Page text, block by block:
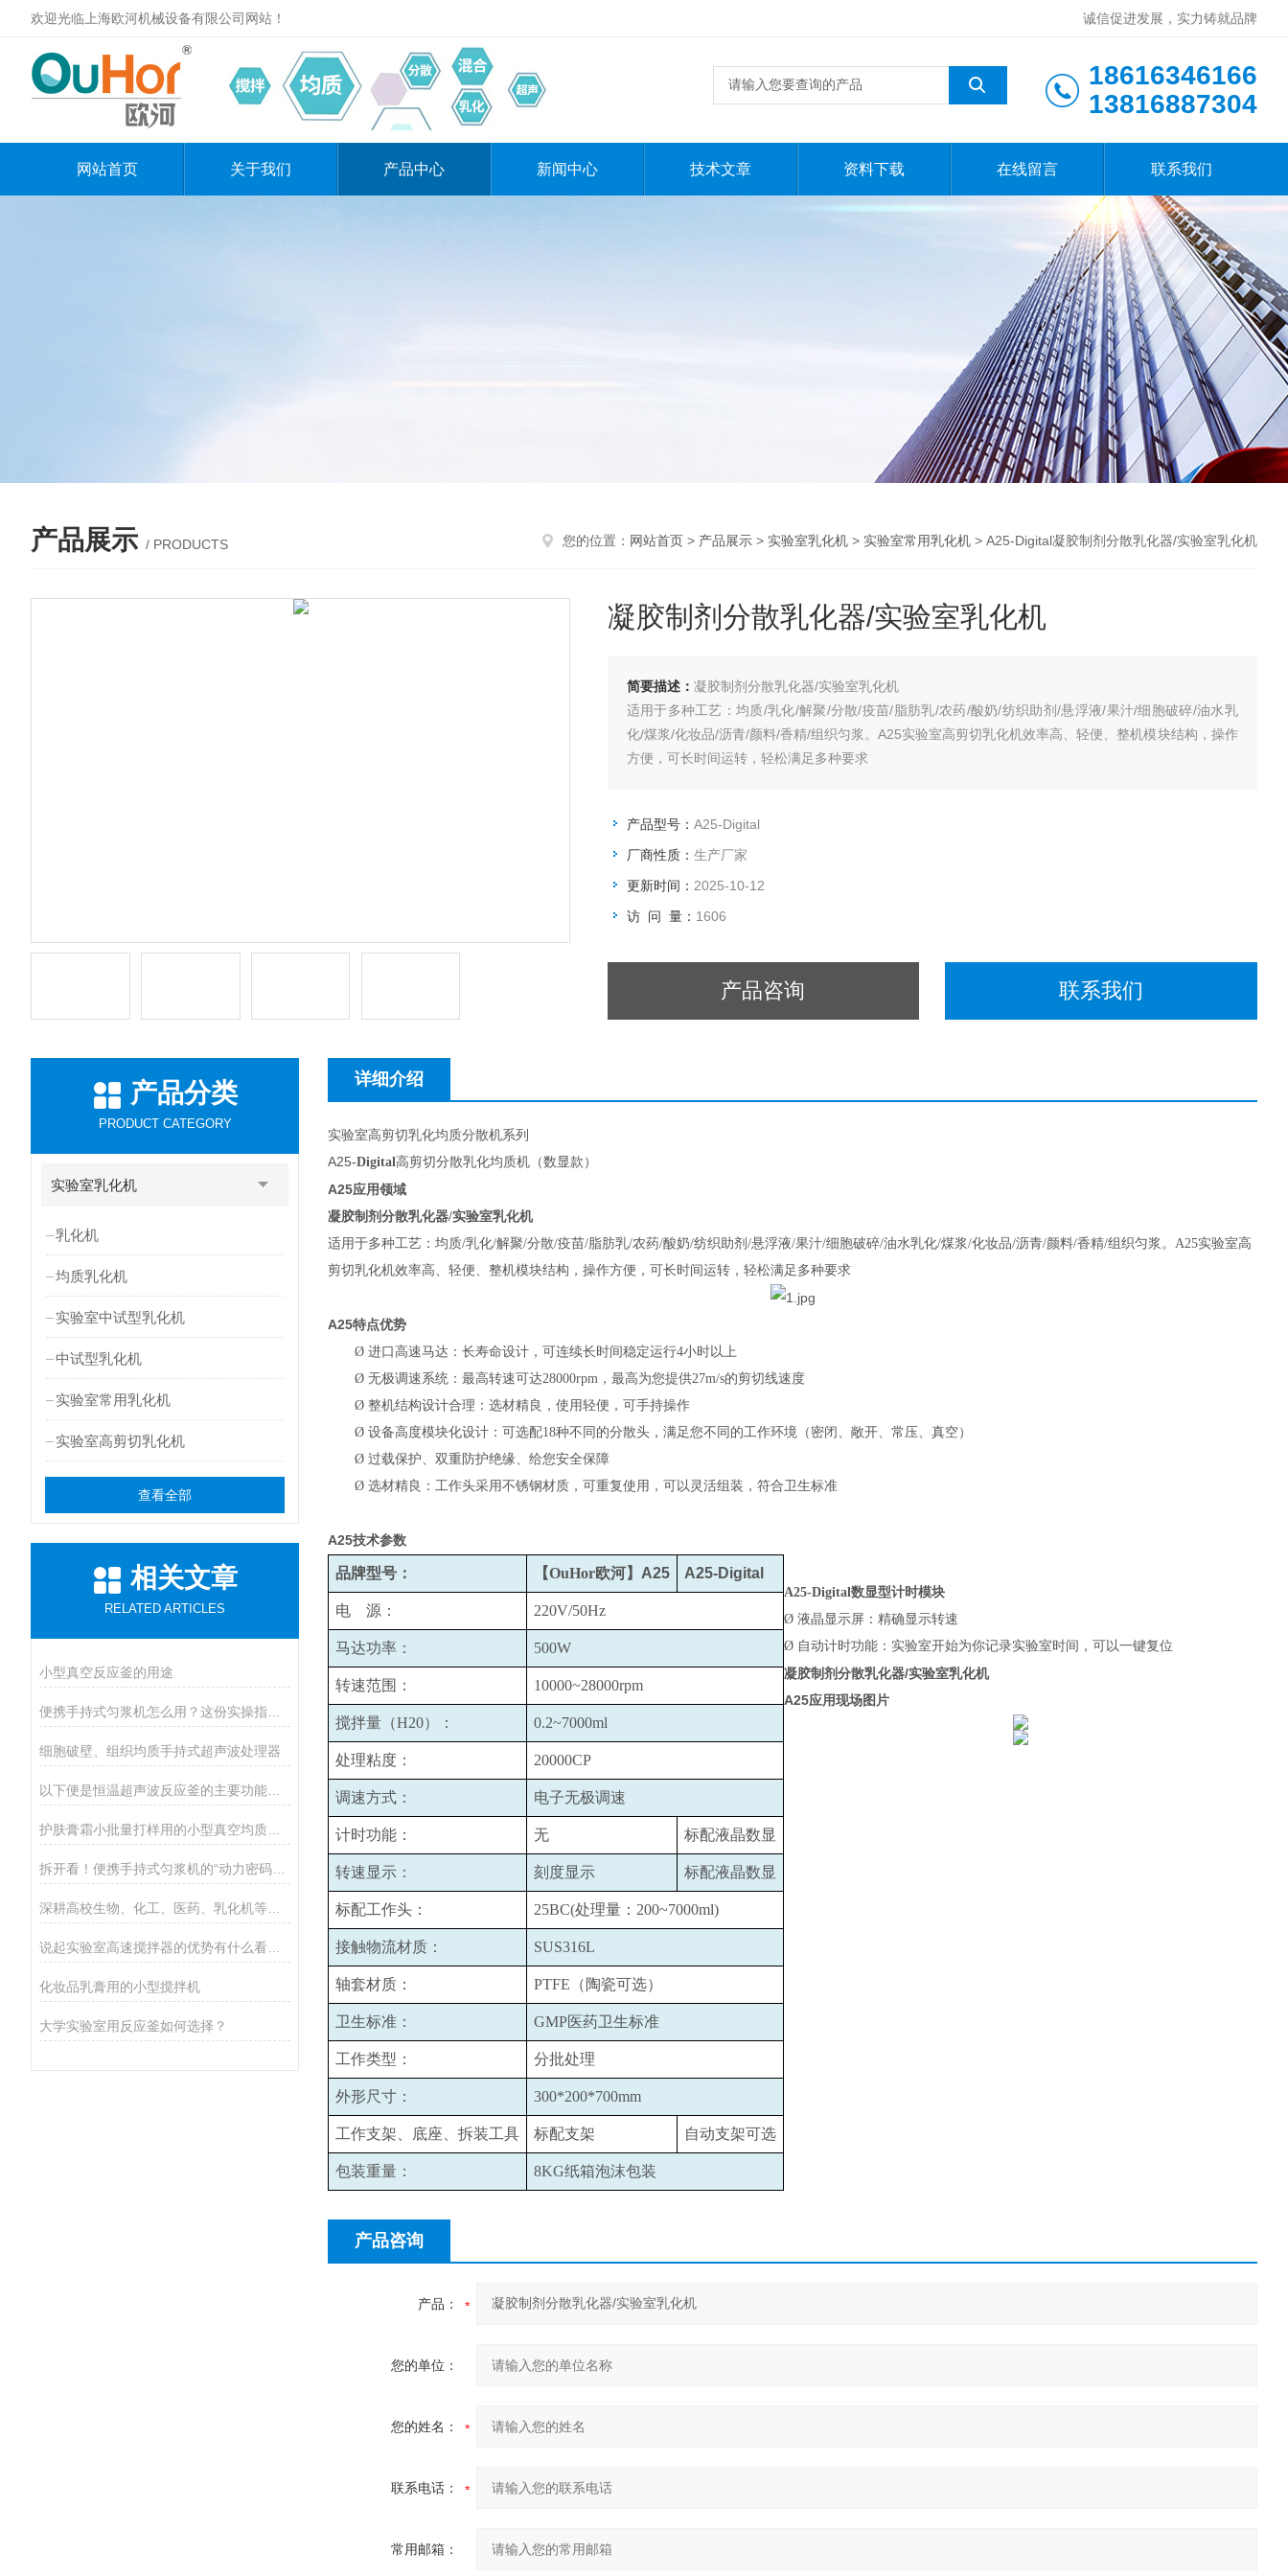
欢迎光临上海欧河机械设备有限公司网站！ 诚信促进发展，实力铸就品牌
18616346166
13816887304
网站首页 关于我们 产品中心 新闻中心 技术文章 资料下载 在线留言 联系我们
产品展示 / PRODUCTS 您的位置： 网站首页 > 产品展示 > 实验室乳化机 > 实验室常用乳化机 > A25-Digital凝胶制剂分散乳化器/实验室乳化机
凝胶制剂分散乳化器/实验室乳化机
简要描述： 凝胶制剂分散乳化器/实验室乳化机
适用于多种工艺：均质/乳化/解聚/分散/疫苗/脂肪乳/农药/酸奶/纺织助剂/悬浮液/果汁/细胞破碎/油水乳
化/煤浆/化妆品/沥青/颜料/香精/组织匀浆。A25实验室高剪切乳化机效率高、轻便、整机模块结构，操作
方便，可长时间运转，轻松满足多种要求
产品型号： A25-Digital
厂商性质： 生产厂家
更新时间： 2025-10-12
访 问 量： 1606
产品咨询 联系我们
产品分类
PRODUCT CATEGORY
实验室乳化机
乳化机
均质乳化机
实验室中试型乳化机
中试型乳化机
实验室常用乳化机
实验室高剪切乳化机
查看全部
相关文章
RELATED ARTICLES
小型真空反应釜的用途
细胞破壁、组织均质手持式超声波处理器
化妆品乳膏用的小型搅拌机
大学实验室用反应釜如何选择？
详细介绍
实验室高剪切乳化均质分散机系列
A25-Digital高剪切分散乳化均质机（数显款）
A25应用领域
凝胶制剂分散乳化器/实验室乳化机
适用于多种工艺：均质/乳化/解聚/分散/疫苗/脂肪乳/农药/酸奶/纺织助剂/悬浮液/果汁/细胞破碎/油水乳化/煤浆/化妆品/沥青/颜料/香精/组织匀浆。A25实验室高
剪切乳化机效率高、轻便、整机模块结构，操作方便，可长时间运转，轻松满足多种要求
A25特点优势
Ø 进口高速马达：长寿命设计，可连续长时间稳定运行4小时以上
Ø 无极调速系统：最高转速可达28000rpm，最高为您提供27m/s的剪切线速度
Ø 整机结构设计合理：选材精良，使用轻便，可手持操作
Ø 设备高度模块化设计：可选配18种不同的分散头，满足您不同的工作环境（密闭、敞开、常压、真空）
Ø 过载保护、双重防护绝缘、给您安全保障
Ø 选材精良：工作头采用不锈钢材质，可重复使用，可以灵活组装，符合卫生标准
A25技术参数
品牌型号： 【OuHor欧河】 A25 A25-Digital
电 源： 220V/50Hz
马达功率： 500W
转速范围： 10000~28000rpm
搅拌量（H20）： 0.2~7000ml
处理粘度： 20000CP
调速方式： 电子无极调速
计时功能： 无 标配液晶数显
转速显示： 刻度显示 标配液晶数显
标配工作头： 25BC(处理量：200~7000ml)
接触物流材质： SUS316L
轴套材质： PTFE （陶瓷可选）
卫生标准： GMP医药卫生标准
工作类型： 分批处理
外形尺寸： 300*200*700mm
工作支架、底座、拆装工具 标配支架 自动支架可选
包装重量： 8KG纸箱泡沫包装
A25-Digital数显型计时模块
Ø 液晶显示屏：精确显示转速
Ø 自动计时功能：实验室开始为你记录实验室时间，可以一键复位
凝胶制剂分散乳化器/实验室乳化机
A25应用现场图片
产品咨询
产品：
您的单位：
您的姓名：
联系电话：
常用邮箱：